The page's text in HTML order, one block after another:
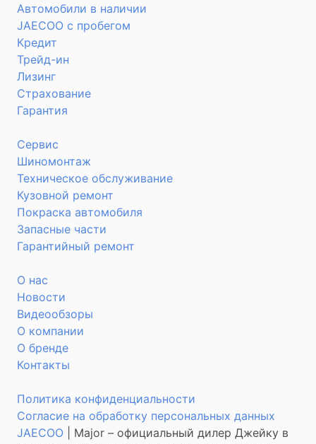
Автомобили в наличии
JAECOO с пробегом
Кредит
Трейд-ин
Лизинг
Страхование
Гарантия
Сервис
Шиномонтаж
Техническое обслуживание
Кузовной ремонт
Покраска автомобиля
Запасные части
Гарантийный ремонт
О нас
Новости
Видеообзоры
О компании
О бренде
Контакты
Политика конфиденциальности
Согласие на обработку персональных данных
JAECOO | Major – официальный дилер Джейку в